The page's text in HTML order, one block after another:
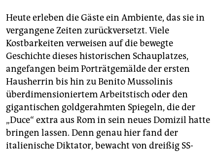
Heute erleben die Gäste ein Ambiente, das sie in
vergangene Zeiten zurückversetzt. Viele
Kostbarkeiten verweisen auf die bewegte
Geschichte dieses historischen Schauplatzes,
angefangen beim Porträtgemälde der ersten
Hausherrin bis hin zu Benito Mussolinis
überdimensioniertem Arbeitstisch oder den
gigantischen goldgerahmten Spiegeln, die der
„Duce“ extra aus Rom in sein neues Domizil hatte
bringen lassen. Denn genau hier fand der
italienische Diktator, bewacht von dreißig SS-